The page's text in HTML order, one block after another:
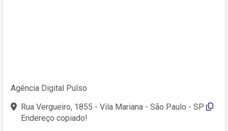
Agência Digital Pulso
Rua Vergueiro, 1855 - Vila Mariana - São Paulo - SP
Endereço copiado!